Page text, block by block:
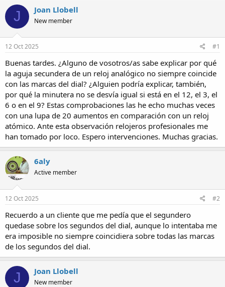
i
c
i
d
r
d
e
l
t
e
m
a
c
a
n
i
c
i
o
J Joan Llobell
New member
12 Oct 2025 #1
Buenas tardes. ¿Alguno de vosotros/as sabe explicar por qué
la aguja secundera de un reloj analógico no siempre coincide
con las marcas del dial? ¿Alguien podría explicar, también,
por qué la minutera no se desvía igual si está en el 12, el 3, el
6 o en el 9? Estas comprobaciones las he echo muchas veces
con una lupa de 20 aumentos en comparación con un reloj
atómico. Ante esta observación relojeros profesionales me
han tomado por loco. Espero intervenciones. Muchas gracias.
6aly
Active member
12 Oct 2025 #2
Recuerdo a un cliente que me pedía que el segundero
quedase sobre los segundos del dial, aunque lo intentaba me
era imposible no siempre coincidiera sobre todas las marcas
de los segundos del dial.
J Joan Llobell
New member